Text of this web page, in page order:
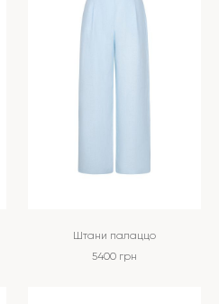
Штани палаццо
5400 грн